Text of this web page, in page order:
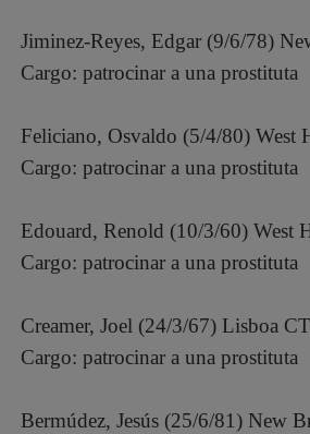
Jiminez-Reyes, Edgar (9/6/78)
Cargo: patrocinar a una prostituta
Feliciano, Osvaldo (5/4/80) West
Cargo: patrocinar a una prostituta
Edouard, Renold (10/3/60) West
Cargo: patrocinar a una prostituta
Creamer, Joel (24/3/67) Lisboa CT
Cargo: patrocinar a una prostituta
Bermúdez, Jesús (25/6/81) New